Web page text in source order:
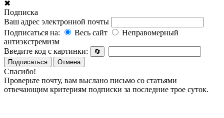
✖
Подписка
Ваш адрес электронной почты
Подписаться на:
Весь сайт
Неправомерный
антиэкстремизм
Введите код с картинки:
🔄
Подписаться
Отмена
Спасибо!
Проверьте почту, вам выслано письмо со статьями
отвечающим критериям подписки за последние трое суток.